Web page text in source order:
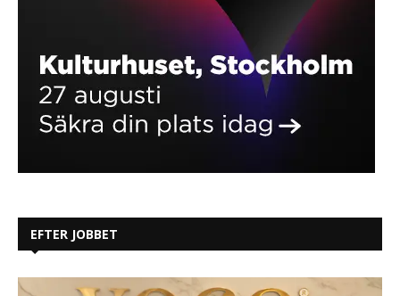
EFTER JOBBET